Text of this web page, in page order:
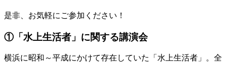
是非、お気軽にご参加ください！
①「水上生活者」に関する講演会
横浜に昭和～平成にかけて存在していた「水上生活者」。全